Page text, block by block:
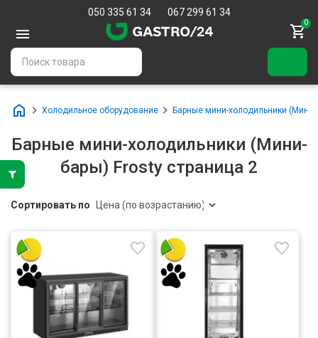
050 335 61 34 067 299 61 34
0
Холодильное оборудование Барные мини-холодильники
Барные мини-холодильники (Мини-
бары) Frosty страница 2
Сортировать по